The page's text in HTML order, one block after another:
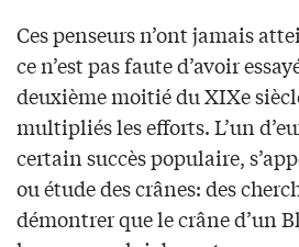
Ces penseurs n’ont jamais
ce n’est pas faute d’avoir
deuxième moitié du XIXe
multipliés les efforts. L’un
certain succès populaire,
ou étude des crânes: des
démontrer que le crâne d’un